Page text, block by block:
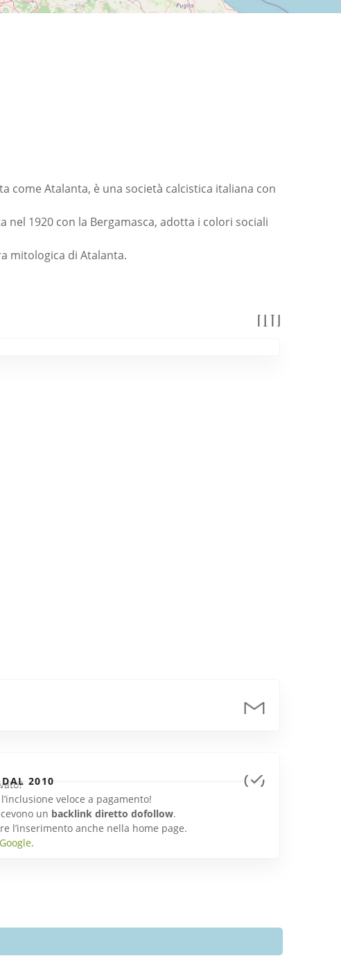
come Atalanta, è una società calcistica italiana con
nel 1920 con la Bergamasca, adotta i colori sociali
mitologica di Atalanta.
2010
veloce a pagamento!
un backlink diretto dofollow.
l’inserimento anche nella home page.
.